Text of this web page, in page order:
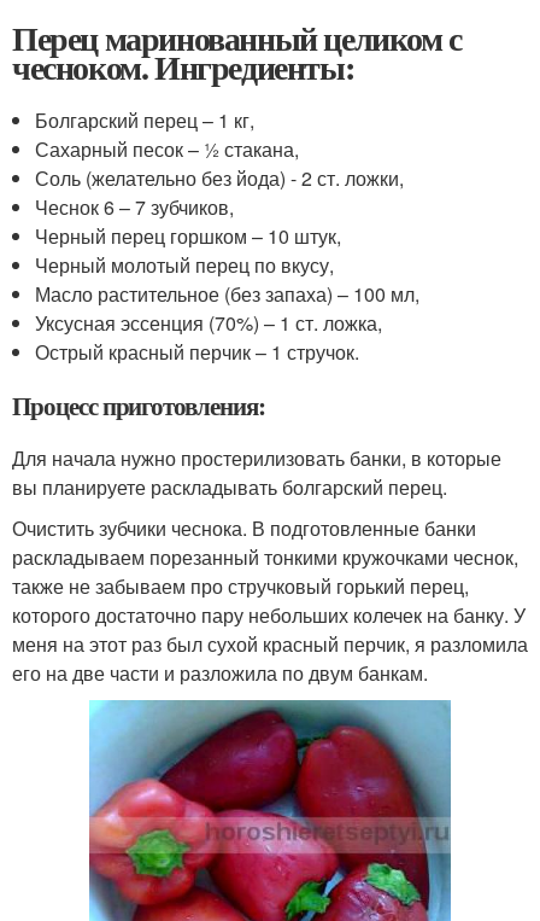
Перец маринованный целиком с
чесноком. Ингредиенты:
Болгарский перец – 1 кг,
Сахарный песок – ½ стакана,
Соль (желательно без йода) - 2 ст. ложки,
Чеснок 6 – 7 зубчиков,
Черный перец горшком – 10 штук,
Черный молотый перец по вкусу,
Масло растительное (без запаха) – 100 мл,
Уксусная эссенция (70%) – 1 ст. ложка,
Острый красный перчик – 1 стручок.
Процесс приготовления:
Для начала нужно простерилизовать банки, в которые
вы планируете раскладывать болгарский перец.
Очистить зубчики чеснока. В подготовленные банки
раскладываем порезанный тонкими кружочками чеснок,
также не забываем про стручковый горький перец,
которого достаточно пару небольших колечек на банку. У
меня на этот раз был сухой красный перчик, я разломила
его на две части и разложила по двум банкам.